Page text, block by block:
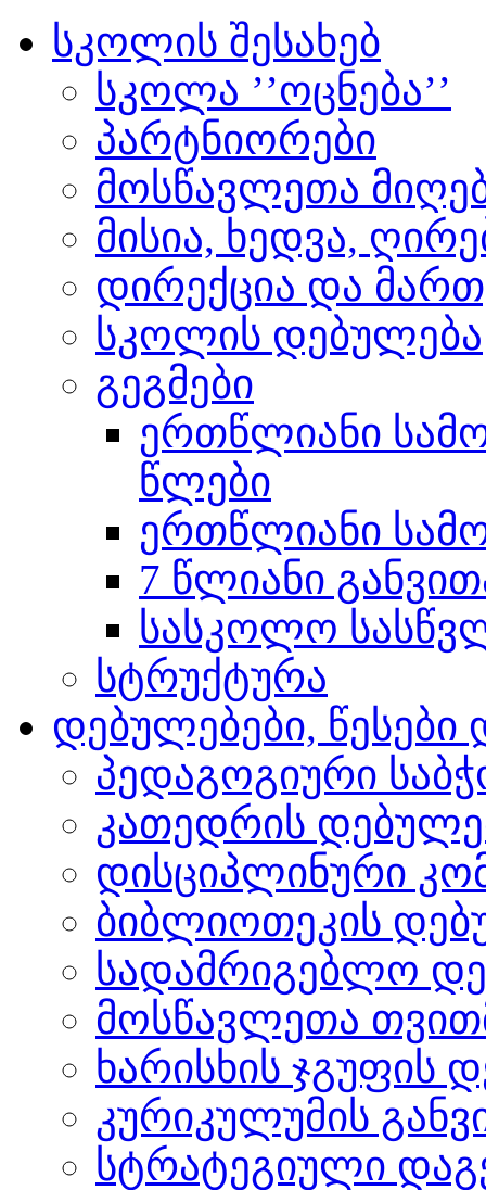
სკოლის შესახებ
სკოლა ’’ოცნება’’
პარტნიორები
მოსწავლეთა
მისია, ხედვა,
დირექცია და
სკოლის დებულება
გეგმები
ერთწლიანი
წლები
ერთწლიანი
7 წლიანი
სასკოლო
სტრუქტურა
დებულებები,
პედაგოგიური
კათედრის
დისციპლინური
ბიბლიოთეკის
სადამრიგებლო
მოსწავლეთა
ხარისხის ჯგუფის
კურიკულუმის
სტრატეგიული